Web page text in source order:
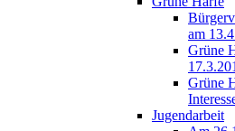
am
Grüne
Grüne
Jugendarbeit